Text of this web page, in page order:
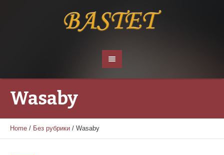
Wasaby
Home / Без рубрики / Wasaby